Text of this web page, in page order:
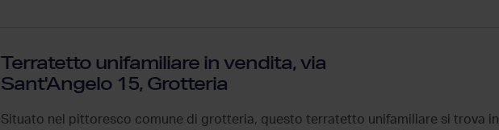
Terratetto unifamiliare in vendita, via
Sant'Angelo 15, Grotteria
Situato nel pittoresco comune di grotteria, questo terratetto unifamiliare si trova in